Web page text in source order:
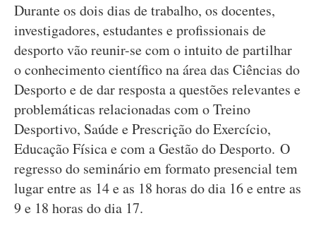
Durante os dois dias de trabalho, os docentes,
investigadores, estudantes e profissionais de
desporto vão reunir-se com o intuito de partilhar
o conhecimento científico na área das Ciências do
Desporto e de dar resposta a questões relevantes e
problemáticas relacionadas com o Treino
Desportivo, Saúde e Prescrição do Exercício,
Educação Física e com a Gestão do Desporto. O
regresso do seminário em formato presencial tem
lugar entre as 14 e as 18 horas do dia 16 e entre as
9 e 18 horas do dia 17.